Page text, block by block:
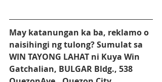
May katanungan ka ba, reklamo o
naisihingi ng tulong? Sumulat sa
WIN TAYONG LAHAT ni Kuya Win
Gatchalian, BULGAR Bldg., 538